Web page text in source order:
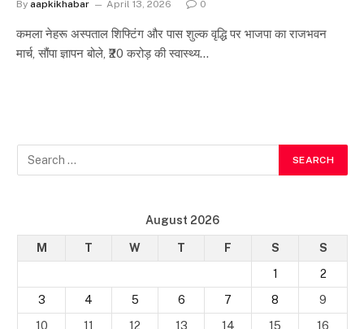
By aapkikhabar April 13, 2026 0
कमला नेहरू अस्पताल शिफ्टिंग और पास शुल्क वृद्धि पर भाजपा का राजभवन
मार्च, सौंपा ज्ञापन बोले, ₹20 करोड़ की स्वास्थ्य…
August 2026
M T W T F S
S
1
2
3
4 5 6 7 8
9
10
11 12 13 14 15
16